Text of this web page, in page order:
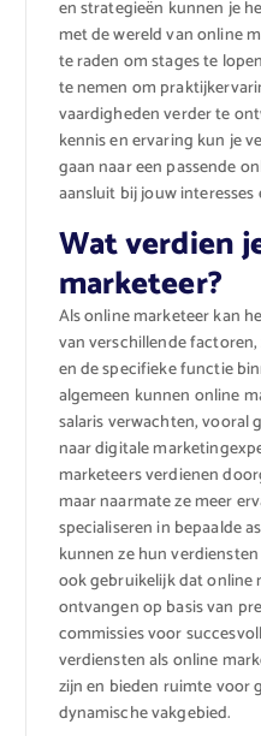
en strategieën kunnen je
met de wereld van online
te raden om stages te
te nemen om
vaardigheden verder te
kennis en ervaring kun je
gaan naar een passende
aansluit bij jouw interesses
Wat verdien
marketeer?
Als online marketeer kan
van verschillende
en de specifieke functie
algemeen kunnen online
salaris verwachten, vooral
naar digitale
marketeers verdienen
maar naarmate ze meer
specialiseren in bepaalde
kunnen ze hun
ook gebruikelijk dat online
ontvangen op basis van
commissies voor
verdiensten als online
zijn en bieden ruimte voor
dynamische vakgebied.